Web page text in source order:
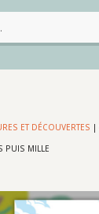
ET DÉCOUVERTES |
PUIS MILLE